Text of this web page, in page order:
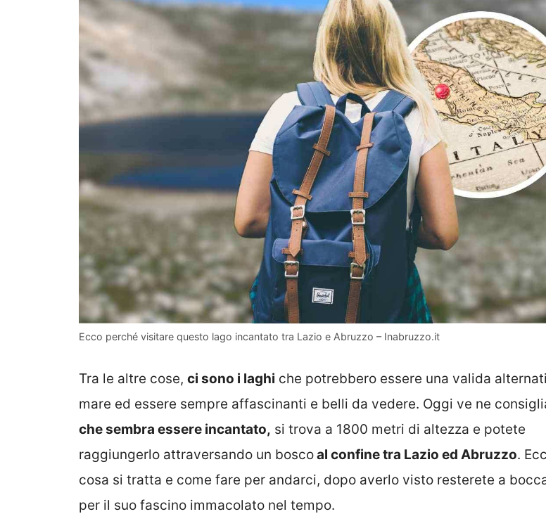
Ecco perché visitare questo lago incantato tra Lazio e Abruzzo – Inabruzzo.it
Tra le altre cose, ci sono i laghi che potrebbero essere una valida
mare ed essere sempre affascinanti e belli da vedere. Oggi ve ne
che sembra essere incantato, si trova a 1800 metri di altezza e potete
raggiungerlo attraversando un boscoal confine tra Lazio ed Abruzzo.
cosa si tratta e come fare per andarci, dopo averlo visto resterete a
per il suo fascino immacolato nel tempo.